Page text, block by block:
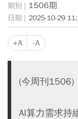
1506期
2025-10-29
+A -A
(今周刊1506)
AI算力需求持